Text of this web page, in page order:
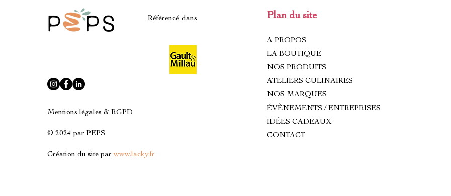
Référencé dans
Mentions légales & RGPD
© 2024 par PEPS
Création du site par www.lacky.fr
Plan du site
A PROPOS
LA BOUTIQUE
NOS PRODUITS
ATELIERS CULINAIRES
NOS MARQUES
ÉVÈNEMENTS / ENTREPRISES
IDÉES CADEAUX
CONTACT